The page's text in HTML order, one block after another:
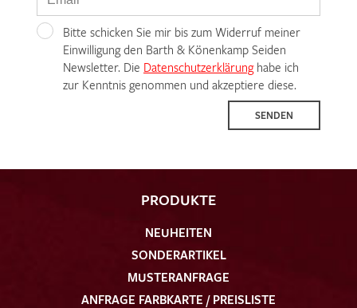
Bitte schicken Sie mir bis zum Widerruf meiner
Einwilligung den Barth & Könenkamp Seiden
Newsletter. Die Datenschutzerklärunghabe ich
zur Kenntnis genommen und akzeptiere diese.
SENDEN
PRODUKTE
NEUHEITEN
SONDERARTIKEL
MUSTERANFRAGE
ANFRAGE FARBKARTE / PREISLISTE